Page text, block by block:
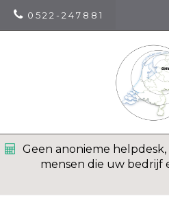
0 5 2 2 - 2 4 7 8 8 1
Geen anonieme
mensen die uw bedrijf